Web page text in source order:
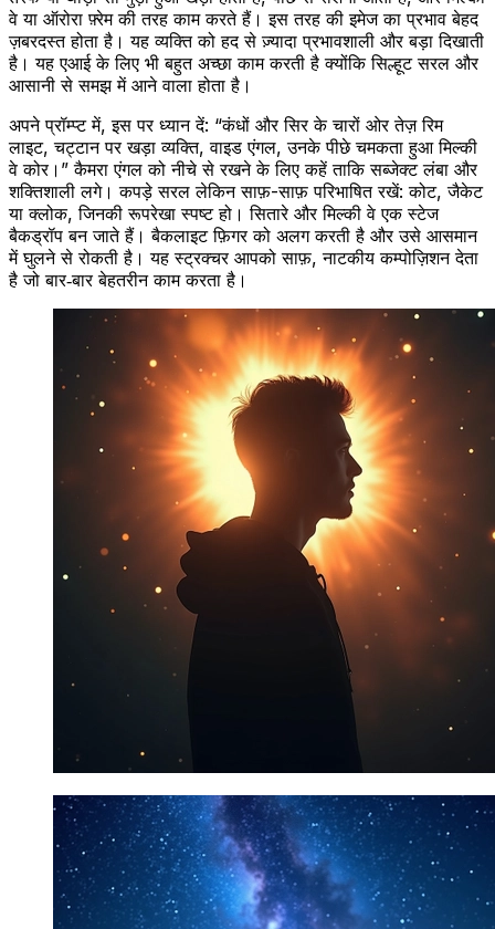
अपने प्रॉम्प्ट में, इस पर ध्यान दें: “कंधों और सिर के चारों ओर तेज़ रिम
लाइट, चट्टान पर खड़ा व्यक्ति, वाइड एंगल, उनके पीछे चमकता हुआ मिल्की
वे कोर।” कैमरा एंगल को नीचे से रखने के लिए कहें ताकि सब्जेक्ट लंबा और
शक्तिशाली लगे। कपड़े सरल लेकिन साफ़-साफ़ परिभाषित रखें: कोट, जैकेट
या क्लोक, जिनकी रूपरेखा स्पष्ट हो। सितारे और मिल्की वे एक स्टेज
बैकड्रॉप बन जाते हैं। बैकलाइट फ़िगर को अलग करती है और उसे आसमान
में घुलने से रोकती है। यह स्ट्रक्चर आपको साफ़, नाटकीय कम्पोज़िशन देता
है जो बार‑बार बेहतरीन काम करता है।